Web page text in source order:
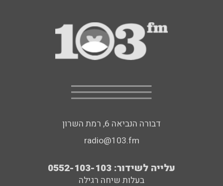
דבורה הנביאה 6, רמת השרון
radio@103.fm
עלייה לשידור: 0552-103-103
בעלות שיחה רגילה